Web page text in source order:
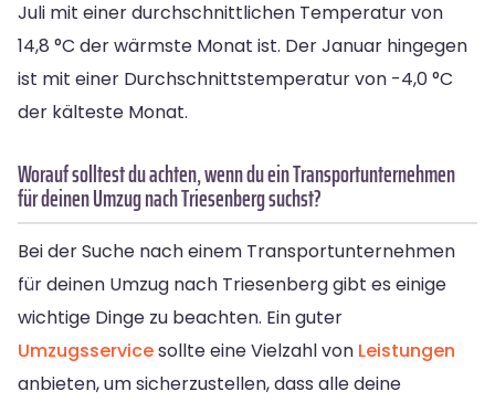
Juli mit einer durchschnittlichen Temperatur von
14,8 °C der wärmste Monat ist. Der Januar hingegen
ist mit einer Durchschnittstemperatur von -4,0 °C
der kälteste Monat.
Worauf solltest du achten, wenn du ein Transportunternehmen
für deinen Umzug nach Triesenberg suchst?
Bei der Suche nach einem Transportunternehmen
für deinen Umzug nach Triesenberg gibt es einige
wichtige Dinge zu beachten. Ein guter
Umzugsservicesollte eine Vielzahl von Leistungen
anbieten, um sicherzustellen, dass alle deine